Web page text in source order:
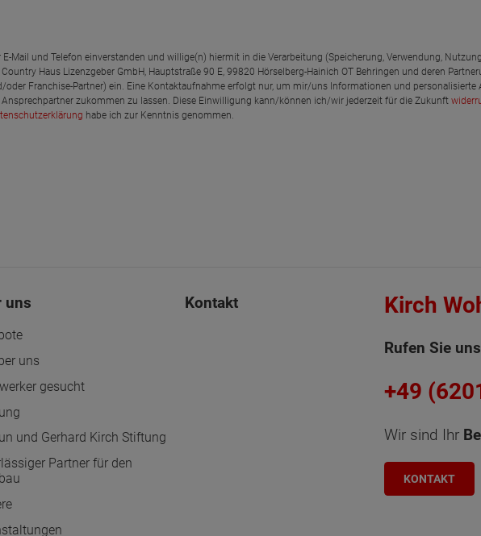
Mail und Telefon einverstanden und willige(n) hiermit in die Verarbeitung (Speicherung, Verwendung,
Haus Lizenzgeber GmbH, Hauptstraße 90 E, 99820 Hörselberg-Hainich OT Behringen und deren
Franchise-Partner) ein. Eine Kontaktaufnahme erfolgt nur, um mir/uns Informationen und personalisierte
zukommen zu lassen. Diese Einwilligung kann/können ich/wir jederzeit für die Zukunft
habe ich zur Kenntnis genommen.
uns
uns
gesucht
und Gerhard Kirch Stiftung
Partner für den
Kontakt Kirch
Rufen Sie
+49
Wir sind Ihr
KONTAKT